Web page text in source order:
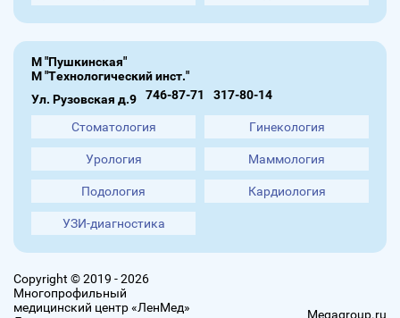
М "Пушкинская"
М "Технологический инст."
Ул. Рузовская д.9
746-87-71 317-80-14
Стоматология Гинекология
Урология Маммология
Подология Кардиология
УЗИ-диагностика
Copyright © 2019 - 2026
Многопрофильный
медицинский центр «ЛенМед»
Megagroup.ru